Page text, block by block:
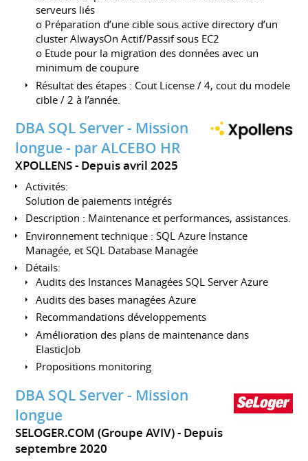
serveurs liés
o Préparation d’une cible sous active directory d’un
cluster AlwaysOn Actif/Passif sous EC2
o Etude pour la migration des données avec un
minimum de coupure
Résultat des étapes : Cout License / 4, cout du modele
cible / 2 à l’année.
DBA SQL Server - Mission
longue - par ALCEBO HR
XPOLLENS Depuis avril 2025
Activités:
Solution de paiements intégrés
Description : Maintenance et performances, assistances.
Environnement technique : SQL Azure Instance
Managée, et SQL Database Managée
Détails:
Audits des Instances Managées SQL Server Azure
Audits des bases managées Azure
Recommandations développements
Amélioration des plans de maintenance dans
ElasticJob
Propositions monitoring
DBA SQL Server - Mission
longue
SELOGER.COM (Groupe AVIV)
Depuis
septembre 2020